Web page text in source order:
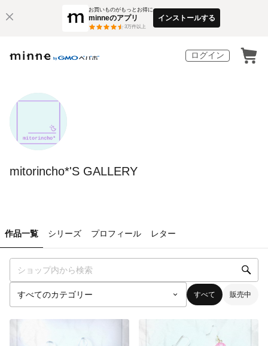
お買いものがもっとお得に
minneのアプリ
3万件以上
インストールする
ログイン
mitorincho*'S GALLERY
作品一覧 シリーズ プロフィール レター
すべて 販売中